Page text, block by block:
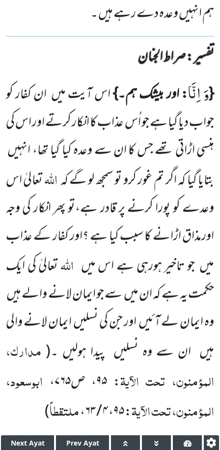
ہم انہیں وعدہ دے رہے ہیں ۔
تفسیر : ‎صراط الجنان
{وَ اِنَّا: اور بیشک ہم۔}اس آیت میں ان کفار کو
جواب دیا گیا ہے جو اُس عذاب کا انکار کرتے اور اس کی
ہنسی اڑاتی تھے جس کا ان سے وعدہ کیا گیا تھا، انہیں
بتایا گیا کہ اگر تم غور کرو تو سمجھ لو گے کہاللہتعالیٰ اس
وعدے کو پورا کرنے پر قادر ہے،تو پھر انکار کی وجہ
اورمذاق اڑانے کا سبب کیا ہے ؟اور کفار کے عذاب
میںجو تاخیر ہورہی ہے اس میں اللہتعالیٰ کی ایک
حکمت یہ ہے کہ ان میںسے جو ایمان لانے والے ہیں
وہ ایمان لے آئیںاور جن کی نسلیںایمان لانے والی
ہیں ان سے وہ نسلیں پیدا ہولیں ۔( مدارک،
المؤمنون، تحت الآیۃ: ۹۵، ص۷۶۵، ابوسعود،
المؤمنون، تحت الآیۃ:۹۵،۴ / ۶۳ ،ملتقطاً)
Next Ayat Prev Ayat